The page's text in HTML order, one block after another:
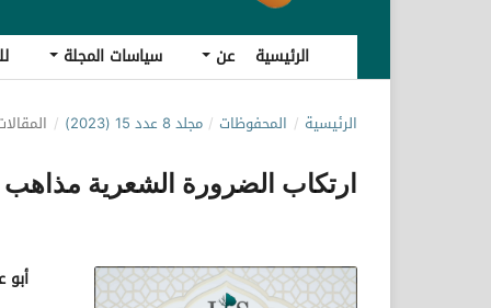
الرئيسية عن سياسات المجلة
الرئيسية / المحفوظات / مجلد 8 عدد 15 (2023) /
ارتكاب الضرورة الشعرية مذاهب